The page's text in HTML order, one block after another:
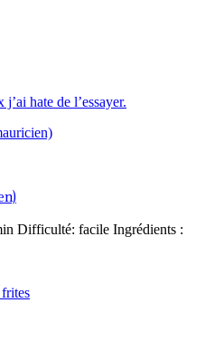
hate de l’essayer.
Difficulté: facile Ingrédients :